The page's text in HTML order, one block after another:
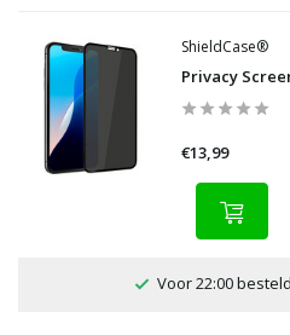
ShieldCase®
Privacy
€13,99
Voor 22:00 besteld,